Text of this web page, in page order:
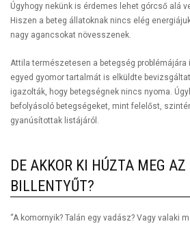
Úgyhogy nekünk is érdemes lehet górcső alá
Hiszen a beteg állatoknak nincs elég
nagy agancsokat növesszenek.
Attila természetesen a betegség problémájára
egyed gyomor tartalmát is elküldte
igazolták, hogy betegségnek nincs nyoma.
befolyásoló betegségeket, mint felelőst,
gyanúsítottak listájáról.
DE AKKOR KI HÚZTA MEG AZ
BILLENTYŰT?
“A komornyik? Talán egy vadász? Vagy valaki